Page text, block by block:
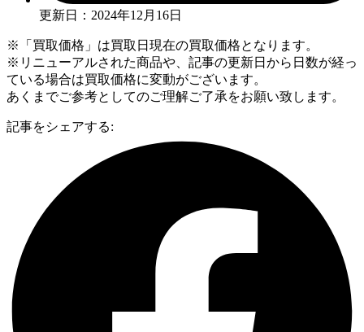
更新日：2024年12月16日
※「買取価格」は買取日現在の買取価格となります。
※リニューアルされた商品や、記事の更新日から日数が経っ
ている場合は買取価格に変動がございます。
あくまでご参考としてのご理解ご了承をお願い致します。
記事をシェアする: